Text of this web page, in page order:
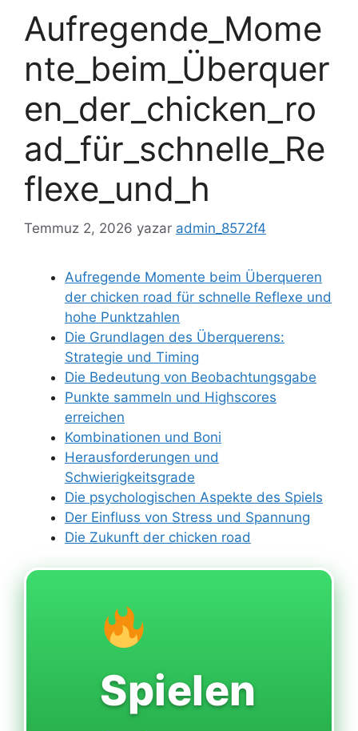
Aufregende_Mome
nte_beim_Überquer
en_der_chicken_ro
ad_für_schnelle_Re
flexe_und_h
Temmuz 2, 2026 yazar admin_8572f4
Aufregende Momente beim Überqueren
der chicken road für schnelle Reflexe und
hohe Punktzahlen
Die Grundlagen des Überquerens:
Strategie und Timing
Die Bedeutung von Beobachtungsgabe
Punkte sammeln und Highscores
erreichen
Kombinationen und Boni
Herausforderungen und
Schwierigkeitsgrade
Die psychologischen Aspekte des Spiels
Der Einfluss von Stress und Spannung
Die Zukunft der chicken road
Spielen